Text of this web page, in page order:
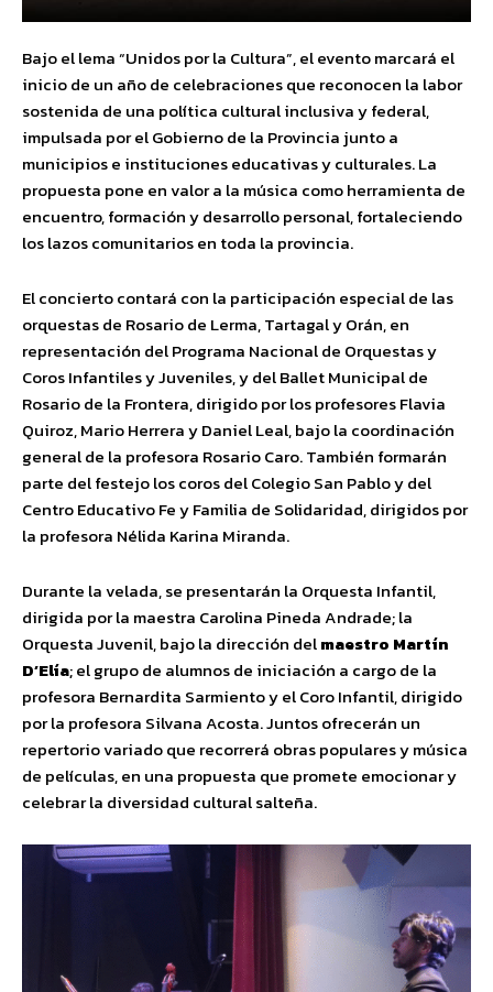
Bajo el lema “Unidos por la Cultura”, el evento marcará el
inicio de un año de celebraciones que reconocen la labor
sostenida de una política cultural inclusiva y federal,
impulsada por el Gobierno de la Provincia junto a
municipios e instituciones educativas y culturales. La
propuesta pone en valor a la música como herramienta de
encuentro, formación y desarrollo personal, fortaleciendo
los lazos comunitarios en toda la provincia.
El concierto contará con la participación especial de las
orquestas de Rosario de Lerma, Tartagal y Orán, en
representación del Programa Nacional de Orquestas y
Coros Infantiles y Juveniles, y del Ballet Municipal de
Rosario de la Frontera, dirigido por los profesores Flavia
Quiroz, Mario Herrera y Daniel Leal, bajo la coordinación
general de la profesora Rosario Caro. También formarán
parte del festejo los coros del Colegio San Pablo y del
Centro Educativo Fe y Familia de Solidaridad, dirigidos por
la profesora Nélida Karina Miranda.
Durante la velada, se presentarán la Orquesta Infantil,
dirigida por la maestra Carolina Pineda Andrade; la
Orquesta Juvenil, bajo la dirección delmaestro Martín
D’Elía; el grupo de alumnos de iniciación a cargo de la
profesora Bernardita Sarmiento y el Coro Infantil, dirigido
por la profesora Silvana Acosta. Juntos ofrecerán un
repertorio variado que recorrerá obras populares y música
de películas, en una propuesta que promete emocionar y
celebrar la diversidad cultural salteña.